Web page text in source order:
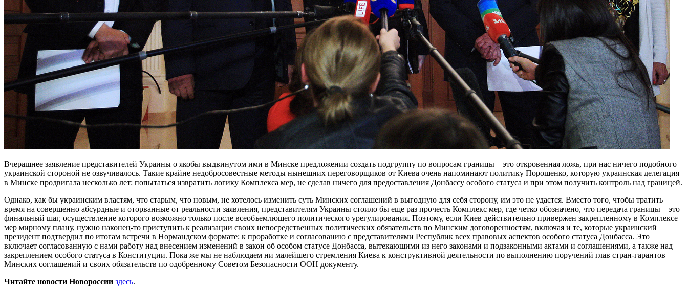
Вчерашнее заявление представителей Украины о якобы выдвинутом ими в Минске предложении создать подгруппу по вопросам границы – это откровенная ложь, при нас ничего подобного
украинской стороной не озвучивалось. Такие крайне недобросовестные методы нынешних переговорщиков от Киева очень напоминают политику Порошенко, которую украинская делегация
в Минске продвигала несколько лет: попытаться извратить логику Комплекса мер, не сделав ничего для предоставления Донбассу особого статуса и при этом получить контроль над границей.
Однако, как бы украинским властям, что старым, что новым, не хотелось изменить суть Минских соглашений в выгодную для себя сторону, им это не удастся. Вместо того, чтобы тратить
время на совершенно абсурдные и оторванные от реальности заявления, представителям Украины стоило бы еще раз прочесть Комплекс мер, где четко обозначено, что передача границы – это
финальный шаг, осуществление которого возможно только после всеобъемлющего политического урегулирования. Поэтому, если Киев действительно привержен закрепленному в Комплексе
мер мирному плану, нужно наконец-то приступить к реализации своих непосредственных политических обязательств по Минским договоренностям, включая и те, которые украинский
президент подтвердил по итогам встречи в Нормандском формате: к проработке и согласованию с представителями Республик всех правовых аспектов особого статуса Донбасса. Это
включает согласованную с нами работу над внесением изменений в закон об особом статусе Донбасса, вытекающими из него законами и подзаконными актами и соглашениями, а также над
закреплением особого статуса в Конституции. Пока же мы не наблюдаем ни малейшего стремления Киева к конструктивной деятельности по выполнению поручений глав стран-гарантов
Минских соглашений и своих обязательств по одобренному Советом Безопасности ООН документу.
Читайте новости Новороссии здесь.